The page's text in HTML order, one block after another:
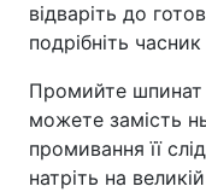
відваріть до
подрібніть
Промийте шпинат
можете замість
промивання її
натріть на